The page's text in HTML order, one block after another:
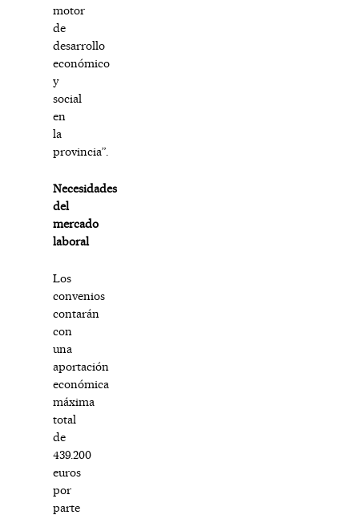
motor
de
desarrollo
económico
y
social
en
la
provincia”.
Necesidades
del
mercado
laboral
Los
convenios
contarán
con
una
aportación
económica
máxima
total
de
439.200
euros
por
parte